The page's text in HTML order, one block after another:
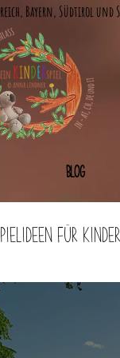
Bayern, Südtirol und
Blog
für Kinder
Workshops